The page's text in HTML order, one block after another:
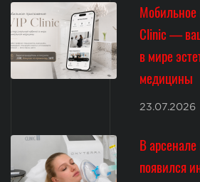
Clinic —
в мире
медицины
23.07.2026
В
появился